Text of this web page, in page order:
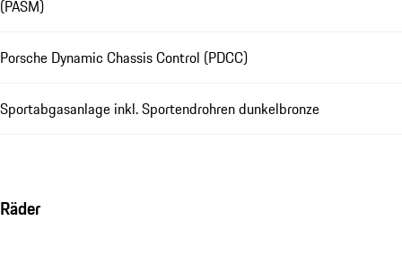
(PASM)
Porsche Dynamic Chassis Control (PDCC)
Sportabgasanlage inkl. Sportendrohren dunkelbronze
Räder